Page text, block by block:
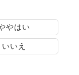
やはい
いいえ